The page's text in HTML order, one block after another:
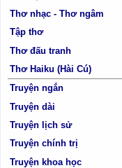
Thơ nhạc - Thơ ngâm
Tập thơ
Thơ đấu tranh
Thơ Haiku (Hài Cú)
Truyện ngắn
Truyện dài
Truyện lịch sử
Truyện chính trị
Truyện khoa học